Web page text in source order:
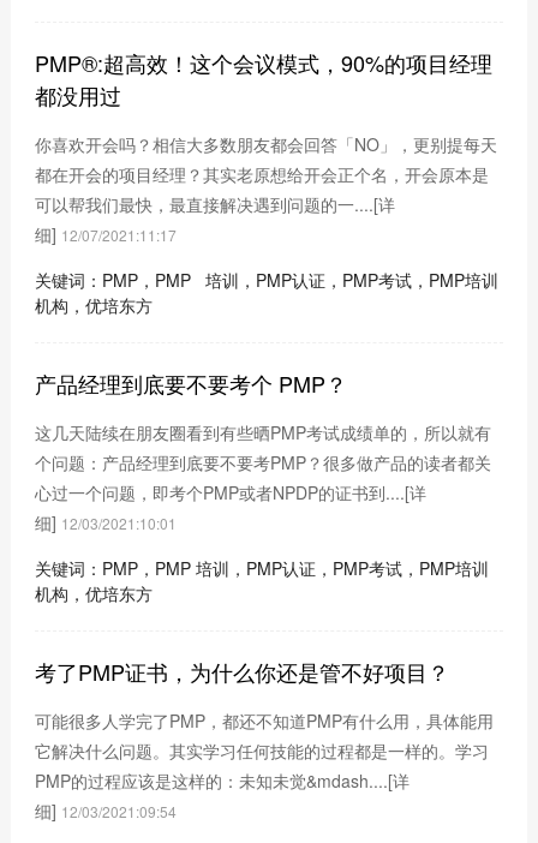
PMP®:超高效！这个会议模式，90%的项目经理
都没用过
你喜欢开会吗？相信大多数朋友都会回答「NO」，更别提每天
都在开会的项目经理？其实老原想给开会正个名，开会原本是
可以帮我们最快，最直接解决遇到问题的一....[详
细] 12/07/2021:11:17
关键词：PMP，PMP 培训，PMP认证，PMP考试，PMP培训
机构，优培东方
产品经理到底要不要考个 PMP？
这几天陆续在朋友圈看到有些晒PMP考试成绩单的，所以就有
个问题：产品经理到底要不要考PMP？很多做产品的读者都关
心过一个问题，即考个PMP或者NPDP的证书到....[详
细] 12/03/2021:10:01
关键词：PMP，PMP 培训，PMP认证，PMP考试，PMP培训
机构，优培东方
考了PMP证书，为什么你还是管不好项目？
可能很多人学完了PMP，都还不知道PMP有什么用，具体能用
它解决什么问题。其实学习任何技能的过程都是一样的。学习
PMP的过程应该是这样的：未知未觉&mdash....[详
细] 12/03/2021:09:54